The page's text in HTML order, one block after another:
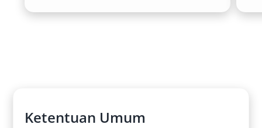
Ketentuan Umum